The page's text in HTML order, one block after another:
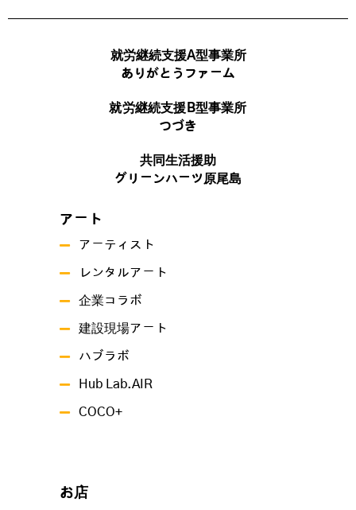
就労継続支援A型事業所
ありがとうファーム
就労継続支援B型事業所
つづき
共同生活援助
グリーンハーツ原尾島
アート
アーティスト
レンタルアート
企業コラボ
建設現場アート
ハブラボ
Hub Lab.AIR
COCO+
お店